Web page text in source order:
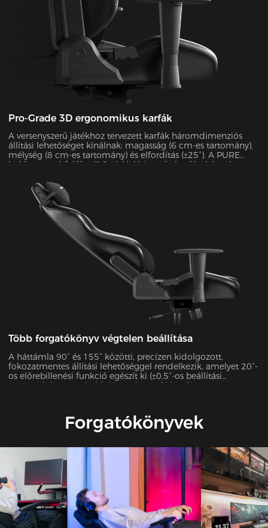
Pro-Grade 3D ergonomikus karfák
A versenyszerű játékhoz tervezett karfák háromdimenziós
állítási lehetőséget kínálnak: magasság (6 cm-es tartomány),
mélység (8 cm-es tartomány) és elfordítás (±25°). A PURE
habbevonatú felület (0,8 súrlódási együttható) a kényelmet a
kivételes stabilitást biztosít intenzív játékmenetek során.
Több forgatókönyv végtelen beállítása
A háttámla 90° és 155° közötti, precízen kidolgozott,
fokozatmentes állítási lehetőséggel rendelkezik, amelyet 20°-
os előrebillenési funkció egészít ki (±0,5°-os beállítási
pontosság). Ez a sokoldalú rendszer zökkenőmentesen
mást, optimális alátámasztást biztosítva minden
tevékenységhez.Forgatókönyvek